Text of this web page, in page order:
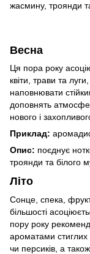
жасмину, троянди
Весна
Ця пора року
квіти, трави та
наповнювати
доповнять
нового і
Приклад:
Опис: поєднує
троянди та білого
Літо
Сонце, спека,
більшості
пору року
ароматами стиглих
чи персиків, а